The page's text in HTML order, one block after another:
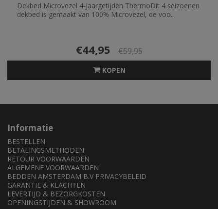
Dekbed Microvezel 4-Jaargetijden ThermoDit 4 seizoenen
dekbed is gemaakt van 100% Microvezel, de voo..
€44,95 €59,95
KOPEN
Informatie
BESTELLEN
BETALINGSMETHODEN
RETOUR VOORWAARDEN
ALGEMENE VOORWAARDEN
BEDDEN AMSTERDAM B.V PRIVACYBELEID
GARANTIE & KLACHTEN
LEVERTIJD & BEZORGKOSTEN
OPENINGSTIJDEN & SHOWROOM